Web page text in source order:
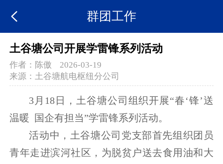
群团工作
土谷塘公司开展学雷锋系列活动
作者： 陈傲
2026-03-19
来源： 土谷塘航电枢纽分公司
3月18日，土谷塘公司组织开展“春‘锋’送
温暖 国企有担当”学雷锋系列活动。
活动中，土谷塘公司党支部首先组织团员
青年走进滨河社区，为脱贫户送去食用油和大